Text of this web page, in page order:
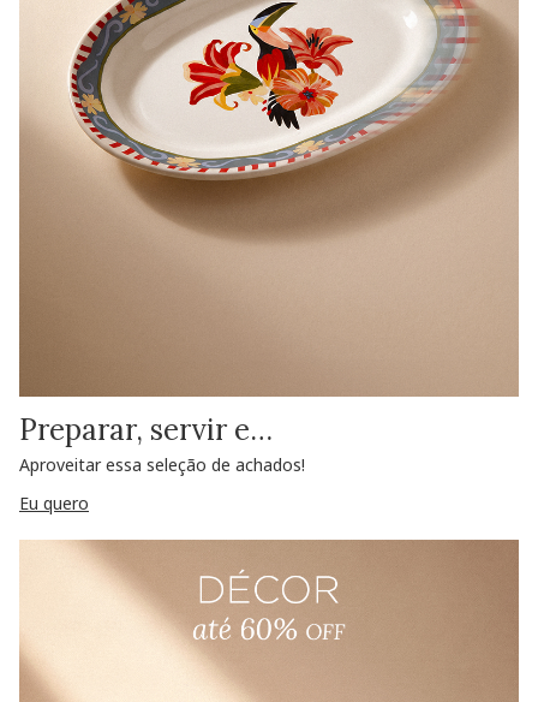
Preparar, servir e…
Aproveitar essa seleção de achados!
Eu quero